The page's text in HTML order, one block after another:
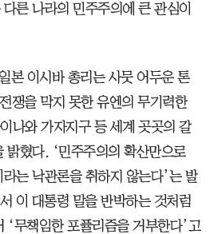
른 나라의 민주주의에 큰 관심이
본 이시바 총리는 사뭇 어두운 톤
쟁을 막지 못한 유엔의 무기력한
나와 가자지구 등 세계 곳곳의 갈
밝혔다. ‘민주주의의 확산만으로
는 낙관론을 취하지 않는다’는 발
이 대통령 말을 반박하는 것처럼
‘무책임한 포퓰리즘을 거부한다’고